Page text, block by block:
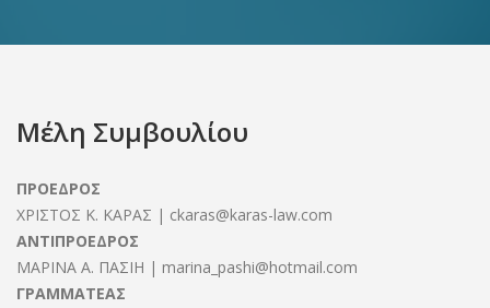
Μέλη Συμβουλίου
ΠΡΟΕΔΡΟΣ
ΧΡΙΣΤΟΣ Κ. ΚΑΡΑΣ | ckaras@karas-law.com
ΑΝΤΙΠΡΟΕΔΡΟΣ
ΜΑΡΙΝΑ Α. ΠΑΣΙΗ | marina_pashi@hotmail.com
ΓΡΑΜΜΑΤΕΑΣ